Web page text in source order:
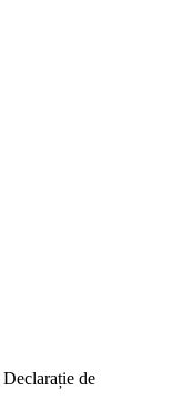
Declarație de